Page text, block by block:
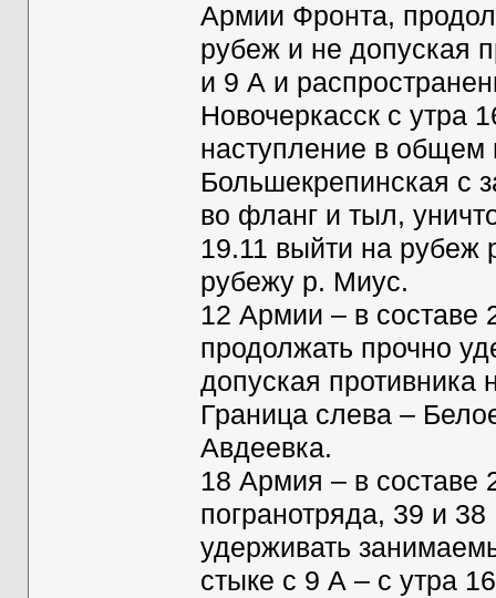
Армии Фронта,
рубеж и не допуская
и 9 А и
Новочеркасск с утра
наступление в общем
Большекрепинская с
во фланг и тыл,
19.11 выйти на рубеж
рубежу р. Миус.
12 Армии – в
продолжать прочно
допуская противника
Граница слева –
Авдеевка.
18 Армия – в составе
погранотряда, 39 и
удерживать
стыке с 9 А – с утра